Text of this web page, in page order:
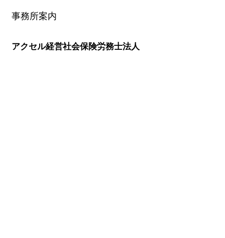
事務所案内
アクセル経営社会保険労務士法人